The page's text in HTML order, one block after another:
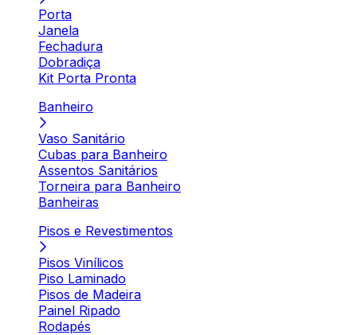
Porta
Janela
Fechadura
Dobradiça
Kit Porta Pronta
Banheiro
Vaso Sanitário
Cubas para Banheiro
Assentos Sanitários
Torneira para Banheiro
Banheiras
Pisos e Revestimentos
Pisos Vinílicos
Piso Laminado
Pisos de Madeira
Painel Ripado
Rodapés